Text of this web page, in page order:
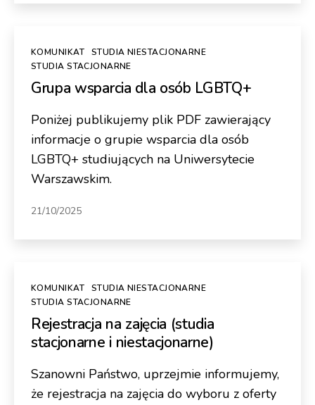
Kategorie
KOMUNIKAT
STUDIA NIESTACJONARNE
STUDIA STACJONARNE
Grupa wsparcia dla osób LGBTQ+
Poniżej publikujemy plik PDF zawierający
informacje o grupie wsparcia dla osób
LGBTQ+ studiujących na Uniwersytecie
Warszawskim.
21/10/2025
Kategorie
KOMUNIKAT
STUDIA NIESTACJONARNE
STUDIA STACJONARNE
Rejestracja na zajęcia (studia
stacjonarne i niestacjonarne)
Szanowni Państwo, uprzejmie informujemy,
że rejestracja na zajęcia do wyboru z oferty